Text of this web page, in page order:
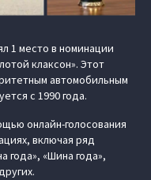
1 место в номинации
клаксон». Этот
автомобильным
с 1990 года.
онлайн-голосования
включая ряд
года», «Шина года»,